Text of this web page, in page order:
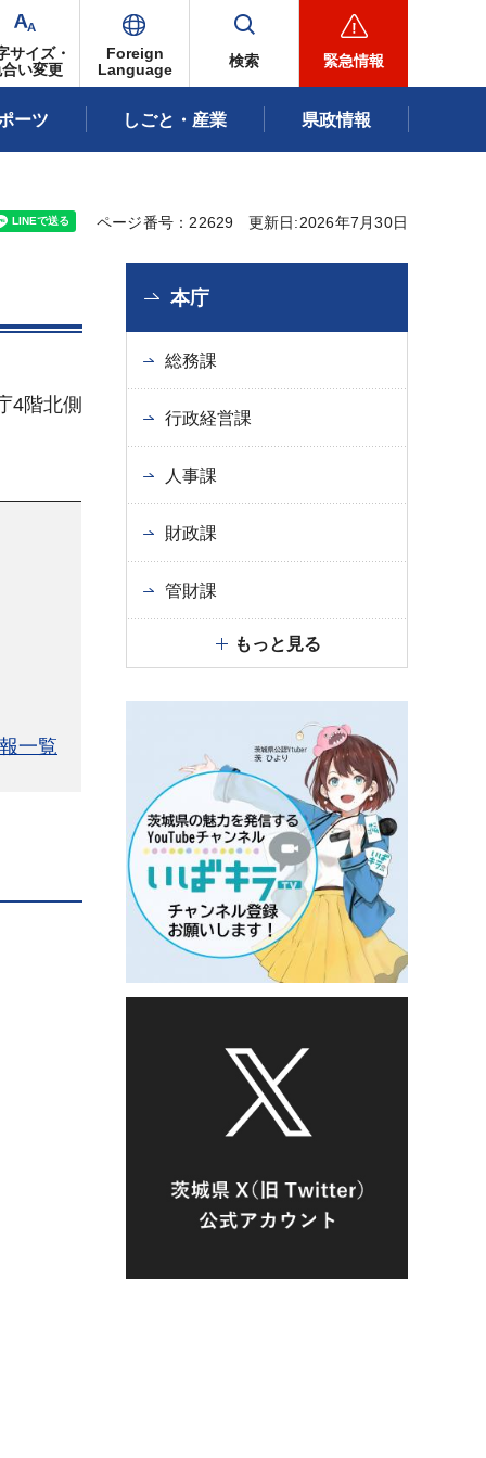
サイズ・
い変更
Foreign
Language
検索 緊急情報
ーツ しごと・産業 県政情報
ページ番号：22629 更新日:2026年7月30日
4階北側
一覧
本庁
総務課
行政経営課
人事課
財政課
管財課
もっと見る